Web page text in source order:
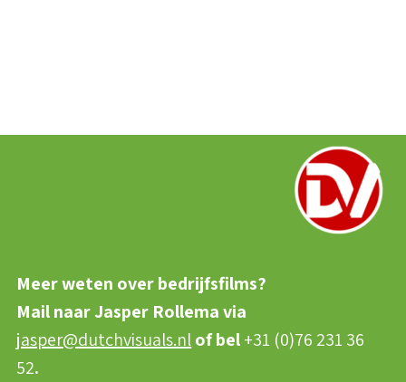
Meer weten over bedrijfsfilms?
Mail naar Jasper Rollema via
jasper@dutchvisuals.nlof bel+31 (0)76 231 36
52.